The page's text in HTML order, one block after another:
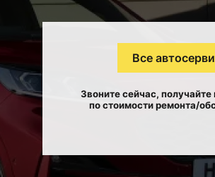
Все
Звоните сейчас,
по стоимости ремонта/